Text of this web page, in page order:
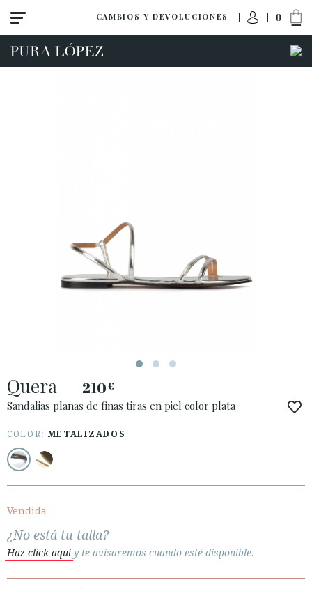
CAMBIOS Y DEVOLUCIONES 0
ACCESO A MI PEDIDO
· ATENCIÓN AL CLIENTE
· ENVÍOS
· POLÍTICA DE PRIVACIDAD
· TÉRMINOS Y CONDICIONES
 
SECURE WEB SSL CERTIFICATE © 2026 PURA LOPEZ
Quera 210€
Sandalias planas de finas tiras en piel color plata
COLOR: METALIZADOS
Vendida
¿No está tu talla?
Haz click aquíy te avisaremos cuando esté disponible.